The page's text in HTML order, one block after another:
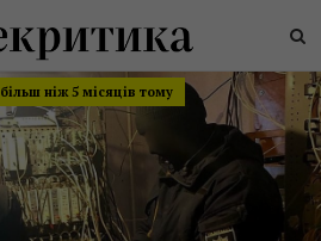
більш ніж 5 місяців тому